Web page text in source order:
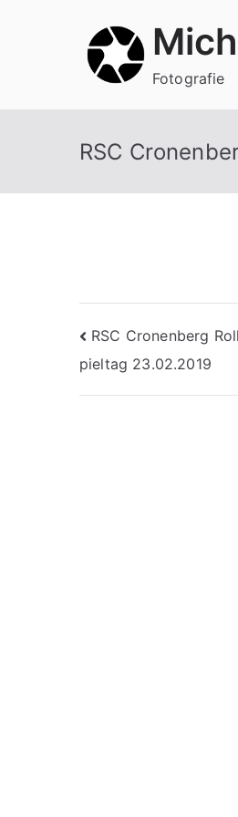
Fotografie
RSC
RSC Cronenberg
pieltag 23.02.2019